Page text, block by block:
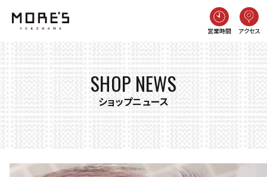
営業時間 アクセス
SHOP NEWS
ショップニュース